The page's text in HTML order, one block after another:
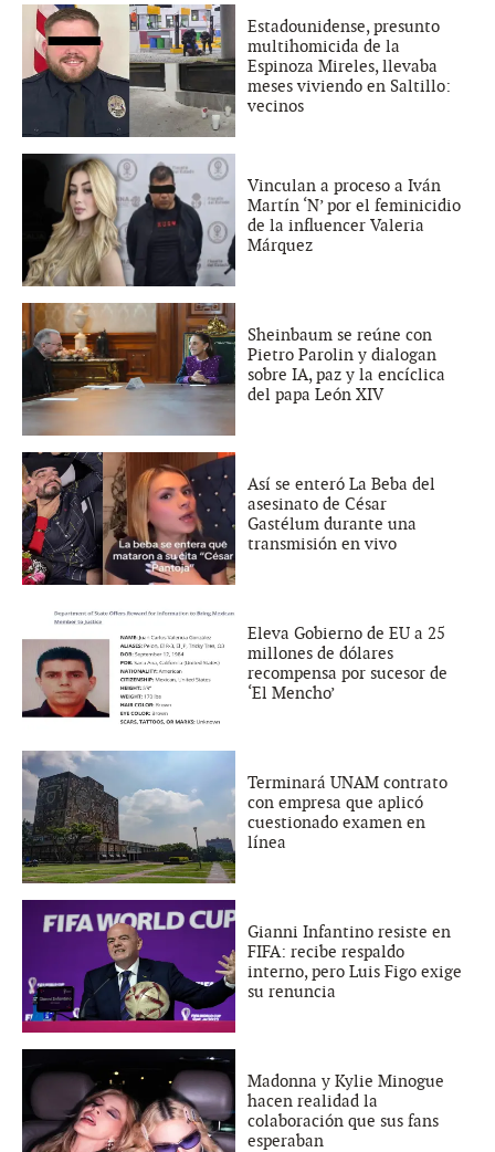
Estadounidense, presunto
multihomicida de la
Espinoza Mireles, llevaba
meses viviendo en Saltillo:
vecinos
Vinculan a proceso a Iván
Martín ‘N’ por el feminicidio
de la influencer Valeria
Márquez
Sheinbaum se reúne con
Pietro Parolin y dialogan
sobre IA, paz y la encíclica
del papa León XIV
Así se enteró La Beba del
asesinato de César
Gastélum durante una
transmisión en vivo
Eleva Gobierno de EU a 25
millones de dólares
recompensa por sucesor de
‘El Mencho’
Terminará UNAM contrato
con empresa que aplicó
cuestionado examen en
línea
Gianni Infantino resiste en
FIFA: recibe respaldo
interno, pero Luis Figo exige
su renuncia
Madonna y Kylie Minogue
hacen realidad la
colaboración que sus fans
esperaban